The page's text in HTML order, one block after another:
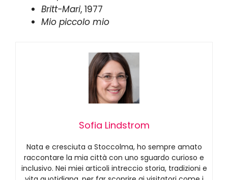
Britt-Mari, 1977
Mio piccolo mio
Sofia Lindstrom
Nata e cresciuta a Stoccolma, ho sempre amato
raccontare la mia città con uno sguardo curioso e
inclusivo. Nei miei articoli intreccio storia, tradizioni e